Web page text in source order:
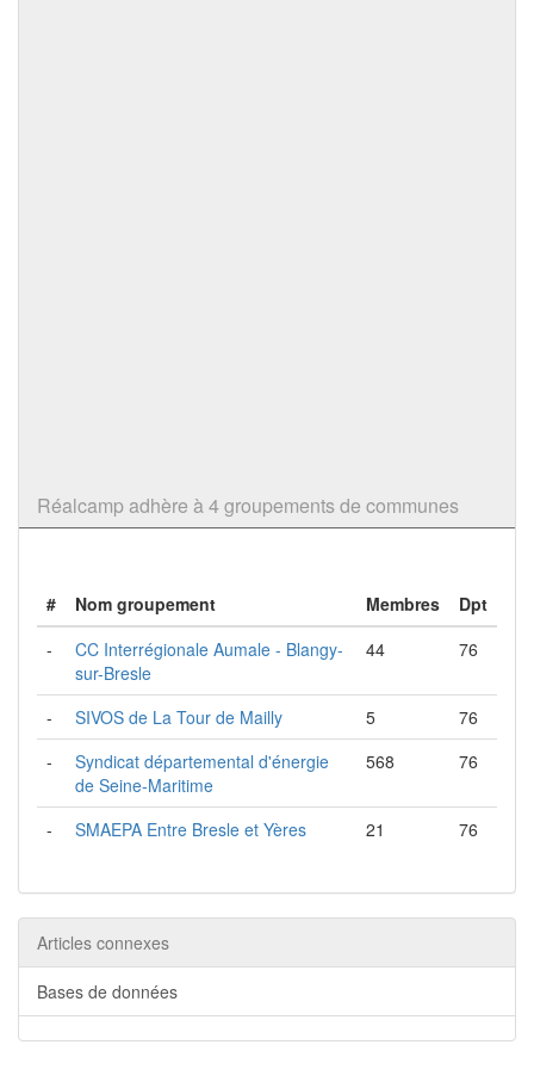
Réalcamp adhère à 4 groupements de communes
# Nom groupement Membres
Dpt
-
CC Interrégionale Aumale - Blangy-
sur-Bresle
44 76
- SIVOS de La Tour de Mailly 5
76
-
Syndicat départemental d'énergie
de Seine-Maritime
568 76
- SMAEPA Entre Bresle et Yères 21 76
Articles connexes
Bases de données